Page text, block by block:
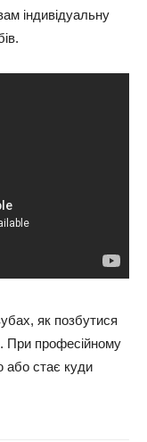
індивідуальну
як позбутися
При професійному
або стає куди